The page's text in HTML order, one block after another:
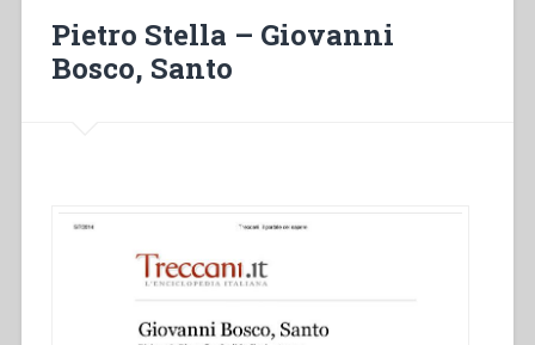
la
«storia
Pietro Stella – Giovanni
Bosco, Santo